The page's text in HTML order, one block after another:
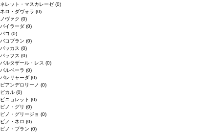
ネレット・マスカレーゼ (0)
ネロ・ダヴォラ (0)
ノヴァク (0)
バイラーダ (0)
バコ (0)
バコブラン (0)
バッカス (0)
バッフス (0)
バルタザール・レス (0)
バルベーラ (0)
パレリャーダ (0)
ピアンデロリーノ (0)
ビカル (0)
ピニョレット (0)
ピノ・グリ (0)
ピノ・グリージョ (0)
ピノ・ネロ (0)
ピノ・ブラン (0)